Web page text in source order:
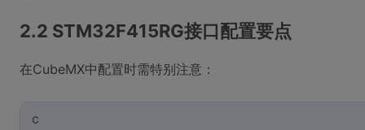
2.2 STM32F415RG接口配置要点
在CubeMX中配置时需特别注意：
C